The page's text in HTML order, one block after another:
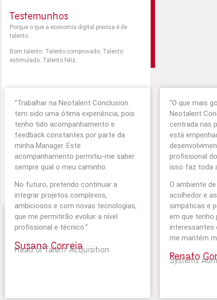
Testemunhos
Porque o que a economia digital precisa é de
talento.
Bom talento. Talento comprovado. Talento
estimulado. Talento feliz.
“Trabalhar na Neotalent Conclusion
tem sido uma ótima experiência, pois
tenho tido acompanhamento e
feedback constantes por parte da
minha Manager. Este
acompanhamento permitiu-me saber
sempre qual o meu caminho.
No futuro, pretendo continuar a
integrar projetos complexos,
ambiciosos e com novas tecnologias,
que me permitirão evoluir a nível
profissional e técnico.“
Susana Correia
Head of Talent Acquisition
“O que mais
Neotalent
centrada nas
está
profissional
isso faz toda
O ambiente
acolhedor e
simpáticas e
em que
interessantes
me mantém
Renato
Systems